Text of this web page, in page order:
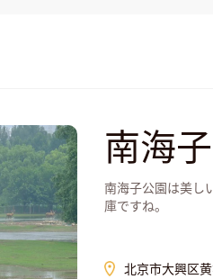
南海
南海子公園は美し
庫ですね。
北京市大興区